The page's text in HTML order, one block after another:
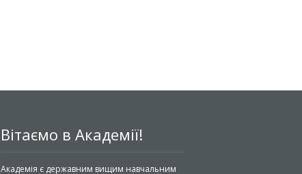
Вітаємо в Академії!
Академія є державним вищим навчальним